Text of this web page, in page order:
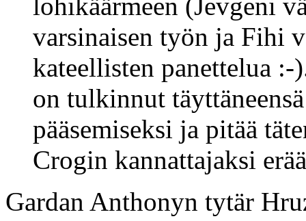
varsinaisen työn ja Fihi
kateellisten panettelua :-
on tulkinnut
pääsemiseksi ja pitää
Crogin kannattajaksi
Gardan Anthonyn tytär